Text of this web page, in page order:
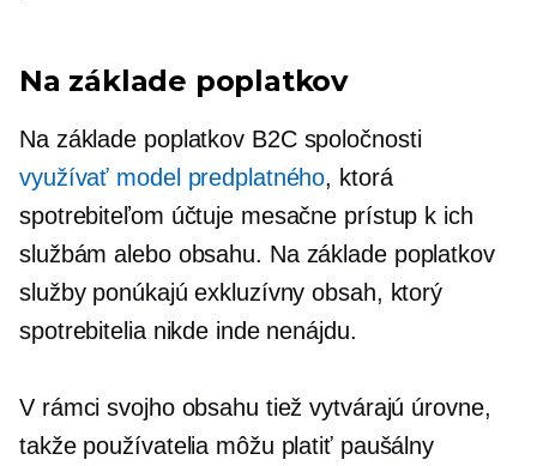
Na základe poplatkov
Na základe poplatkov B2C spoločnosti
využívať model predplatného, ktorá
spotrebiteľom účtuje mesačne prístup k ich
službám alebo obsahu. Na základe poplatkov
služby ponúkajú exkluzívny obsah, ktorý
spotrebitelia nikde inde nenájdu.
V rámci svojho obsahu tiež vytvárajú úrovne,
takže používatelia môžu platiť paušálny